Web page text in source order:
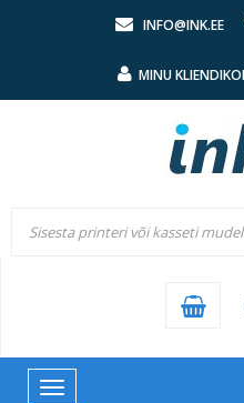
INFO@INK.EE
MINU
Toggle